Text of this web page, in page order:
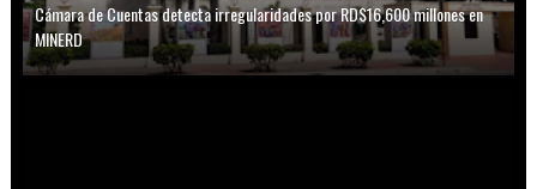
Cámara de Cuentas detecta irregularidades por RD$16,600 millones en
MINERD